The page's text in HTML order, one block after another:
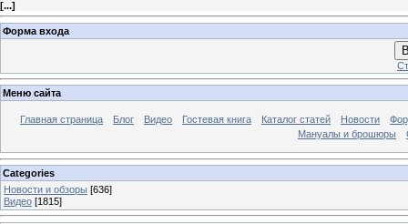
[...]
Форма входа
Меню сайта
Главная страница Блог Видео Гостевая книга Каталог статей Новости
Мануалы и брошюры
Categories
Новости и обзоры [636]
Видео [1815]